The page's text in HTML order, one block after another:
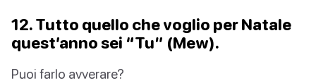
12. Tutto quello che voglio per Natale
quest’anno sei “Tu” (Mew).
Puoi farlo avverare?